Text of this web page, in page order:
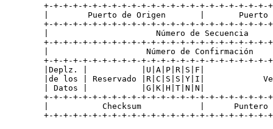
+-+-+-+-+-+-+-+-+-+-+-+-+-+-+-+-+-+-+-+-+-+-+-
|        Puerto de Origen       |       Puerto
+-+-+-+-+-+-+-+-+-+-+-+-+-+-+-+-+-+-+-+-+-+-+-
|                      Número de Secuencia
+-+-+-+-+-+-+-+-+-+-+-+-+-+-+-+-+-+-+-+-+-+-+-
|                    Número de Confirmación
+-+-+-+-+-+-+-+-+-+-+-+-+-+-+-+-+-+-+-+-+-+-+-
|Deplz. |           |U|A|P|R|S|F|
|de los | Reservado |R|C|S|S|Y|I|
| Datos |           |G|K|H|T|N|N|
+-+-+-+-+-+-+-+-+-+-+-+-+-+-+-+-+-+-+-+-+-+-+-
|           Checksum            |      Puntero